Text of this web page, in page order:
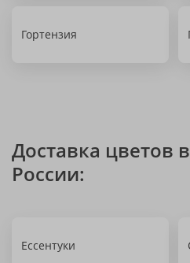
Гортензия
Доставка цветов
России:
Ессентуки